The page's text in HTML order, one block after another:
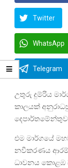
Twitter
WhatsApp
Telegram
උතුරු දුම්රිය
කාලයක්
එම මාර්ගයේ
නවීකරණය
ධාවනය කොළඹ